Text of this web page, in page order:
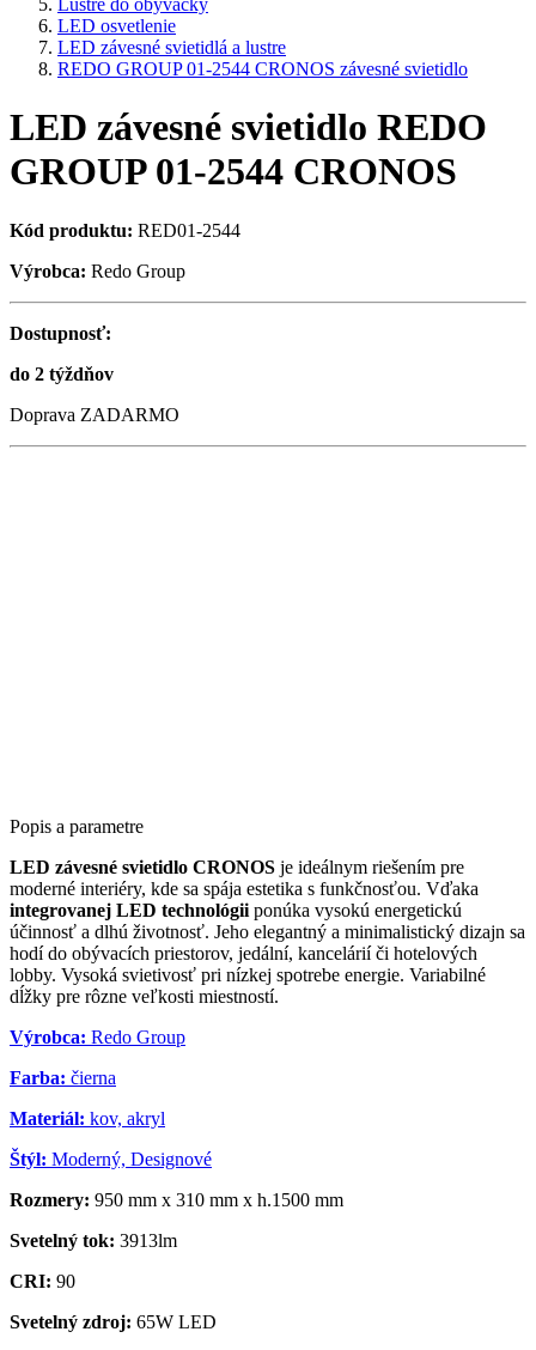
Lustre do obývačky
LED osvetlenie
LED závesné svietidlá a lustre
REDO GROUP 01-2544 CRONOS závesné svietidlo
LED závesné svietidlo REDO
GROUP 01-2544 CRONOS
Kód produktu: RED01-2544
Výrobca: Redo Group
Dostupnosť:
do 2 týždňov
Doprava ZADARMO
Popis a parametre
LED závesné svietidlo CRONOS je ideálnym riešením pre
moderné interiéry, kde sa spája estetika s funkčnosťou. Vďaka
integrovanej LED technológii ponúka vysokú energetickú
účinnosť a dlhú životnosť. Jeho elegantný a minimalistický dizajn sa
hodí do obývacích priestorov, jedální, kancelárií či hotelových
lobby. Vysoká svietivosť pri nízkej spotrebe energie. Variabilné
dĺžky pre rôzne veľkosti miestností.
Výrobca: Redo Group
Farba: čierna
Materiál: kov, akryl
Štýl: Moderný, Designové
Rozmery: 950 mm x 310 mm x h.1500 mm
Svetelný tok: 3913lm
CRI: 90
Svetelný zdroj: 65W LED